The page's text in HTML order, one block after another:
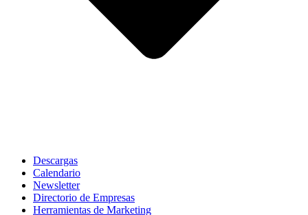
Descargas
Calendario
Newsletter
Directorio de Empresas
Herramientas de Marketing